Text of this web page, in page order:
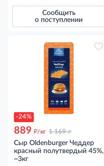
Сообщить
о поступлении
-24%
889 д/кг 1 169 д
Сыр Oldenburger Чеддер
красный полутвердый 45%,
~3кг